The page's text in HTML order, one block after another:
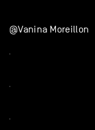
@Vanina Moreillon